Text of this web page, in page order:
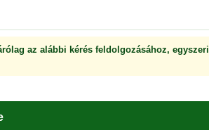
az alábbi kérés feldolgozásához, egyszeri